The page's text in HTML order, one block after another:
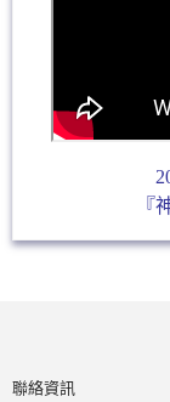
『
聯絡資訊